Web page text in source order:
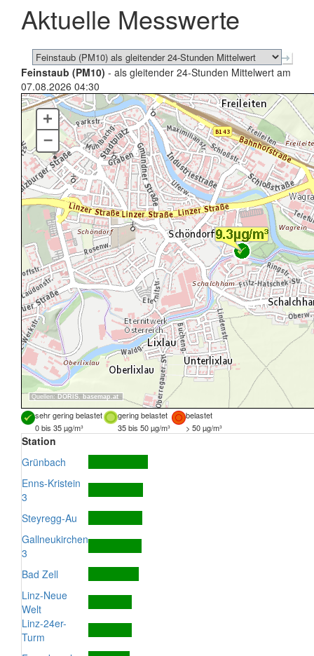
schließen
Aktuelle Messwerte
Feinstaub (PM10) - als gleitender 24-Stunden Mittelwert am
07.08.2026 04:30
Quellen: DORIS, basemap.at
+
–
sehr gering belastet gering belastet
belastet
0 bis 35 µg/m³
35 bis 50 µg/m³ > 50 µg/m³
Station
Grünbach
Enns-Kristein
3
Steyregg-Au
Gallneukirchen
3
Bad Zell
Linz-Neue
Welt
Linz-24er-
Turm